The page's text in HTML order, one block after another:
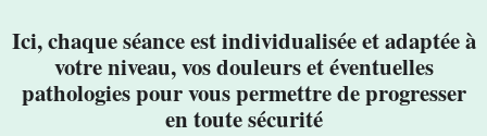
Ici, chaque séance est individualisée et adaptée à
votre niveau, vos douleurs et éventuelles
pathologies pour vous permettre de progresser
en toute sécurité